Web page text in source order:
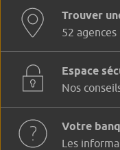
Trouver
52 agences
Espace
Nos
Votre
Les